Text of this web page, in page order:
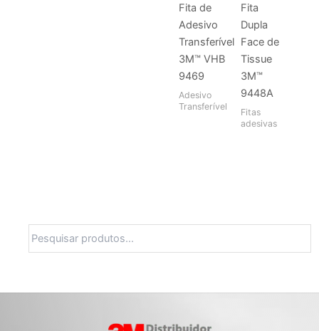
Fita de
Adesivo
Transferível
3M™ VHB
9469
Adesivo
Transferível
Fita
Dupla
Face de
Tissue
3M™
9448A
Fitas
adesivas